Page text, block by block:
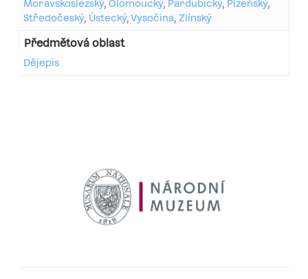
Moravskoslezský, Olomoucký, Pardubický, Plzeňský,
Středočeský, Ústecký, Vysočina, Zlínský
Předmětová oblast
Dějepis